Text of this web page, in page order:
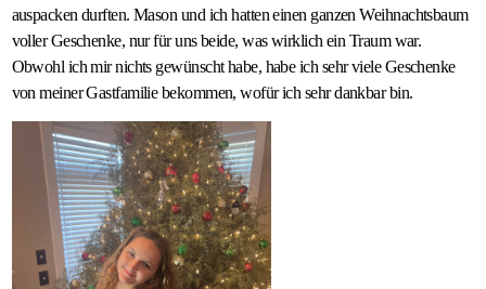
auspacken durften. Mason und ich hatten einen ganzen Weihnachtsbaum
voller Geschenke, nur für uns beide, was wirklich ein Traum war.
Obwohl ich mir nichts gewünscht habe, habe ich sehr viele Geschenke
von meiner Gastfamilie bekommen, wofür ich sehr dankbar bin.